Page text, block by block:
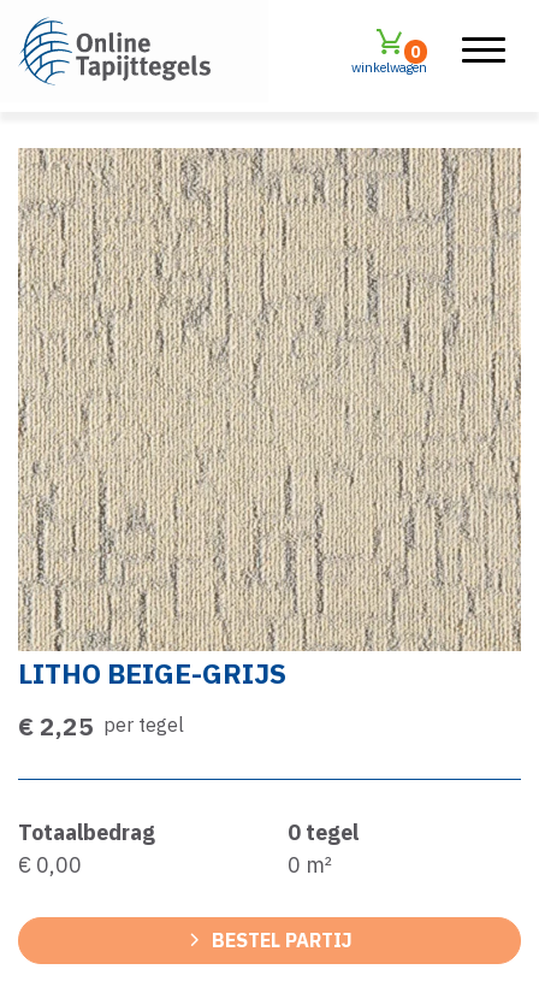
winkelwagen
0
LITHO BEIGE-GRIJS
€ 2,25 per tegel
Totaalbedrag
€ 0,00
0 tegel
0 m²
BESTEL PARTIJ